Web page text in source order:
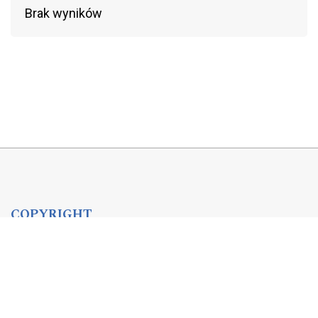
Brak wyników
COPYRIGHT